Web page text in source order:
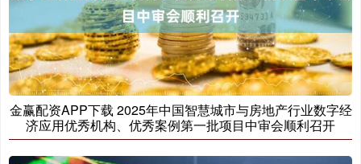
金赢配资APP下载 2025年中国智慧城市与房地产行业数字经
济应用优秀机构、优秀案例第一批项目中审会顺利召开